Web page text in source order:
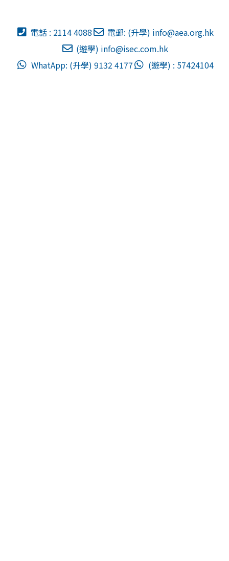
電話 : 2114 4088 電郵: (升學) info@aea.org.hk
(遊學) info@isec.com.hk
WhatApp: (升學) 9132 4177
(遊學) : 57424104